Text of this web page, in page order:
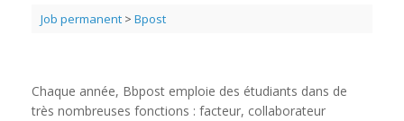
Job permanent> Bpost
Chaque année, Bbpost emploie des étudiants dans de
très nombreuses fonctions : facteur, collaborateur